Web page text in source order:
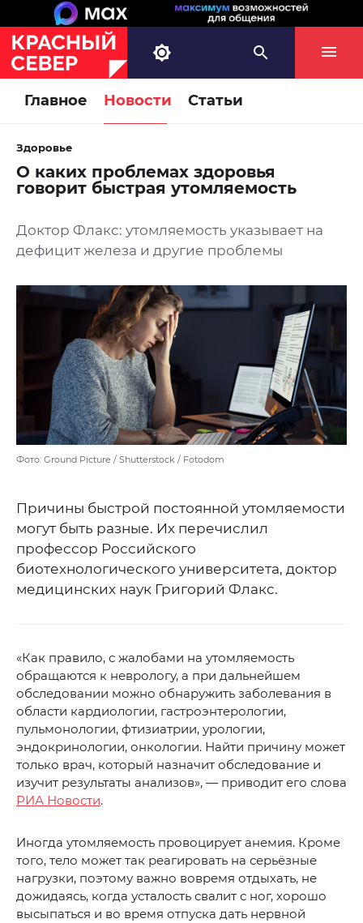
Главное Новости Статьи
Здоровье
О каких проблемах здоровья
говорит быстрая утомляемость
Доктор Флакс: утомляемость указывает на
дефицит железа и другие проблемы
Фото: Ground Picture / Shutterstock / Fotodom
Причины быстрой постоянной утомляемости
могут быть разные. Их перечислил
профессор Российского
биотехнологического университета, доктор
медицинских наук Григорий Флакс.
«Как правило, с жалобами на утомляемость
обращаются к неврологу, а при дальнейшем
обследовании можно обнаружить заболевания в
области кардиологии, гастроэнтерологии,
пульмонологии, фтизиатрии, урологии,
эндокринологии, онкологии. Найти причину может
только врач, который назначит обследование и
изучит результаты анализов», — приводит его слова
РИА Новости.
Иногда утомляемость провоцирует анемия. Кроме
того, тело может так реагировать на серьёзные
нагрузки, поэтому важно вовремя отдыхать, не
дожидаясь, когда усталость свалит с ног, хорошо
высыпаться и во время отпуска дать нервной